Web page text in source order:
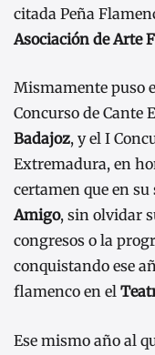
citada Peña
Asociación de Arte
Mismamente puso
Concurso de Cante
Badajoz, y el I
Extremadura, en
certamen que en
Amigo, sin olvidar
congresos o la
conquistando ese
flamenco en el
Ese mismo año al